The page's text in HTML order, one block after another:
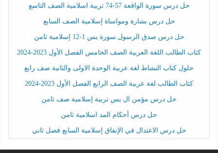
حل درس سورة الواقعة 57-74 تربية اسلامية الصف التاسع
حل درس بشارة ومواساة إسلامية الصف السابع
حل درس صدق الرسول سورة يس 1-12 إسلامية ثامن
كتاب الطالب اللغة العربية الصف الخامس الفصل الأول 2023-2024
حلول كتاب النشاط لغة عربية الوحدة الاولى والثانية صف رابع
كتاب الطالب لغة عربية الصف الرابع الفصل الأول 2023-2024
حل درس مؤمن ال يس تربية إسلامية صف ثامن
حل درس أحكام المد اسلامية ثامن
حل درس الاعتدال في الإنفاق إسلامية السابع فصل ثاني